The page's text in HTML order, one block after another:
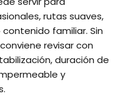
rutas suaves,
familiar. Sin
revisar con
duración de
y